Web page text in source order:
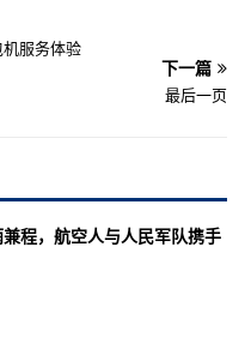
服务体验
下一篇
最后一页
程，航空人与人民军队携手